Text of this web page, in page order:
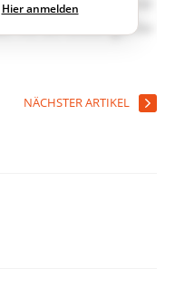
Hier anmelden
NÄCHSTER ARTIKEL